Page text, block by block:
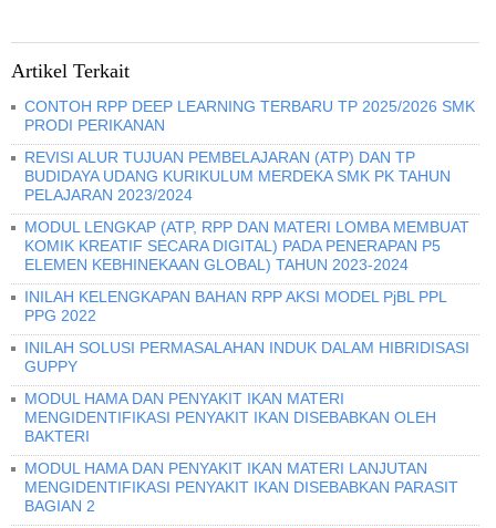
Artikel Terkait
CONTOH RPP DEEP LEARNING TERBARU TP 2025/2026 SMK
PRODI PERIKANAN
REVISI ALUR TUJUAN PEMBELAJARAN (ATP) DAN TP
BUDIDAYA UDANG KURIKULUM MERDEKA SMK PK TAHUN
PELAJARAN 2023/2024
MODUL LENGKAP (ATP, RPP DAN MATERI LOMBA MEMBUAT
KOMIK KREATIF SECARA DIGITAL) PADA PENERAPAN P5
ELEMEN KEBHINEKAAN GLOBAL) TAHUN 2023-2024
INILAH KELENGKAPAN BAHAN RPP AKSI MODEL PjBL PPL
PPG 2022
INILAH SOLUSI PERMASALAHAN INDUK DALAM HIBRIDISASI
GUPPY
MODUL HAMA DAN PENYAKIT IKAN MATERI
MENGIDENTIFIKASI PENYAKIT IKAN DISEBABKAN OLEH
BAKTERI
MODUL HAMA DAN PENYAKIT IKAN MATERI LANJUTAN
MENGIDENTIFIKASI PENYAKIT IKAN DISEBABKAN PARASIT
BAGIAN 2